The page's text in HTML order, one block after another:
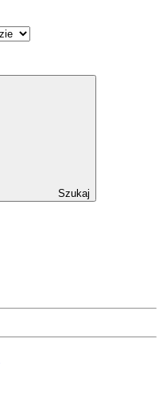
Szukaj